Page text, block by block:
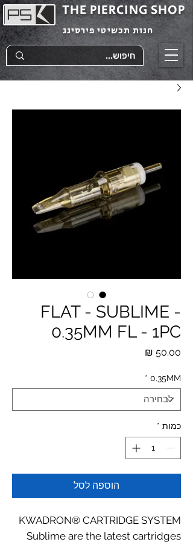
THE PIERCING SHOP
חנות תכשיטי פירסינג
FLAT - SUBLIME -
0.35MM FL - 1PC
0.35MM
*
כמות *
הוספה לסל
KWADRON® CARTRIDGE SYSTEM
Sublime are the latest cartridges